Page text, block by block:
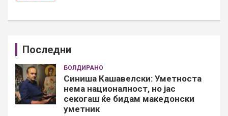
Последни
БОЛДИРАНО
Синиша Кашавелски: Уметноста
нема националност, но јас
секогаш ќе бидам македонски
уметник